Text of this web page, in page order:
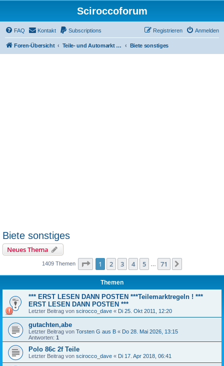
Sciroccoforum
FAQ Kontakt Subscriptions Anmelden
Registrieren
Foren-Übersicht Teile- und Automarkt (nur mit Subscription - siehe obere Leiste) Biete sonstiges
Biete sonstiges
Neues Thema
1409 Themen Seite 1von 71
1 2 3 4 5 71
Themen
*** ERST LESEN DANN POSTEN ***Teilemarktregeln ! ***
ERST LESEN DANN POSTEN ***
Letzter Beitrag von scirocco_dave « Di 25. Okt 2011, 12:20
gutachten,abe
Letzter Beitrag von Torsten G aus B « Do 28. Mai 2026, 13:15
Antworten: 1
Polo 86c 2f Teile
Letzter Beitrag von scirocco_dave « Di 17. Apr 2018, 06:41